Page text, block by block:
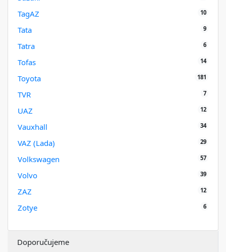
TagAZ 10
Tata 9
Tatra 6
Tofas 14
Toyota 181
TVR 7
UAZ 12
Vauxhall 34
VAZ (Lada) 29
Volkswagen 57
Volvo 39
ZAZ 12
Zotye 6
Doporučujeme